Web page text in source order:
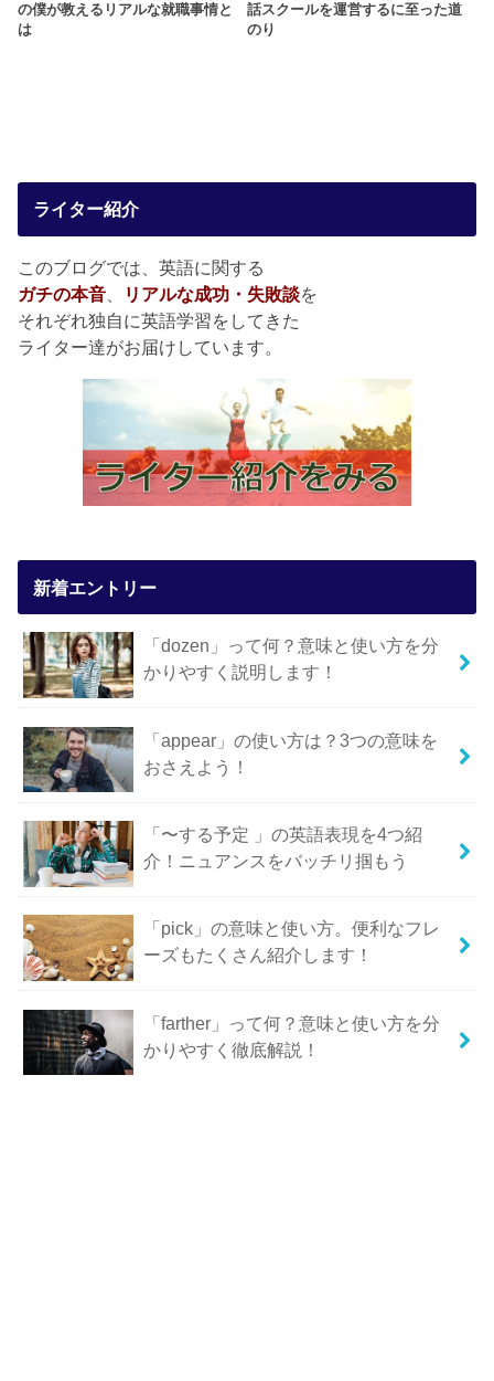
の僕が教えるリアルな就職事情と
は
話スクールを運営するに至った道
のり
ライター紹介
このブログでは、英語に関する
ガチの本音
リアルな成功・失敗談を
それぞれ独自に英語学習をしてきた
ライター達がお届けしています。
新着エントリー
「dozen」って何？意味と使い方を分
かりやすく説明します！
「appear」の使い方は？3つの意味を
おさえよう！
「〜する予定 」の英語表現を4つ紹
介！ニュアンスをバッチリ掴もう
「pick」の意味と使い方。便利なフレ
ーズもたくさん紹介します！
「farther」って何？意味と使い方を分
かりやすく徹底解説！